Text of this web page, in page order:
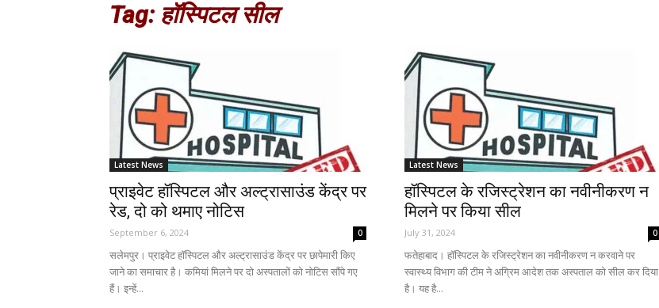
Tag: हॉस्पिटल सील
Latest News
प्राइवेट हॉस्पिटल और अल्ट्रासाउंड केंद्र पर
रेड, दो को थमाए नोटिस
September 6, 2024 0
सलेमपुर। प्राइवेट हॉस्पिटल और अल्ट्रासाउंड केंद्र पर छापेमारी किए
जाने का समाचार है। कमियां मिलने पर दो अस्पतालों को नोटिस सौंपे गए
हैं। इन्हें...
Latest News
हॉस्पिटल के रजिस्ट्रेशन का नवीनीकरण न
मिलने पर किया सील
July 31, 2024 0
फतेहाबाद। हॉस्पिटल के रजिस्ट्रेशन का नवीनीकरण न करवाने पर
स्वास्थ्य विभाग की टीम ने अग्रिम आदेश तक अस्पताल को सील कर दिया
है। यह है...